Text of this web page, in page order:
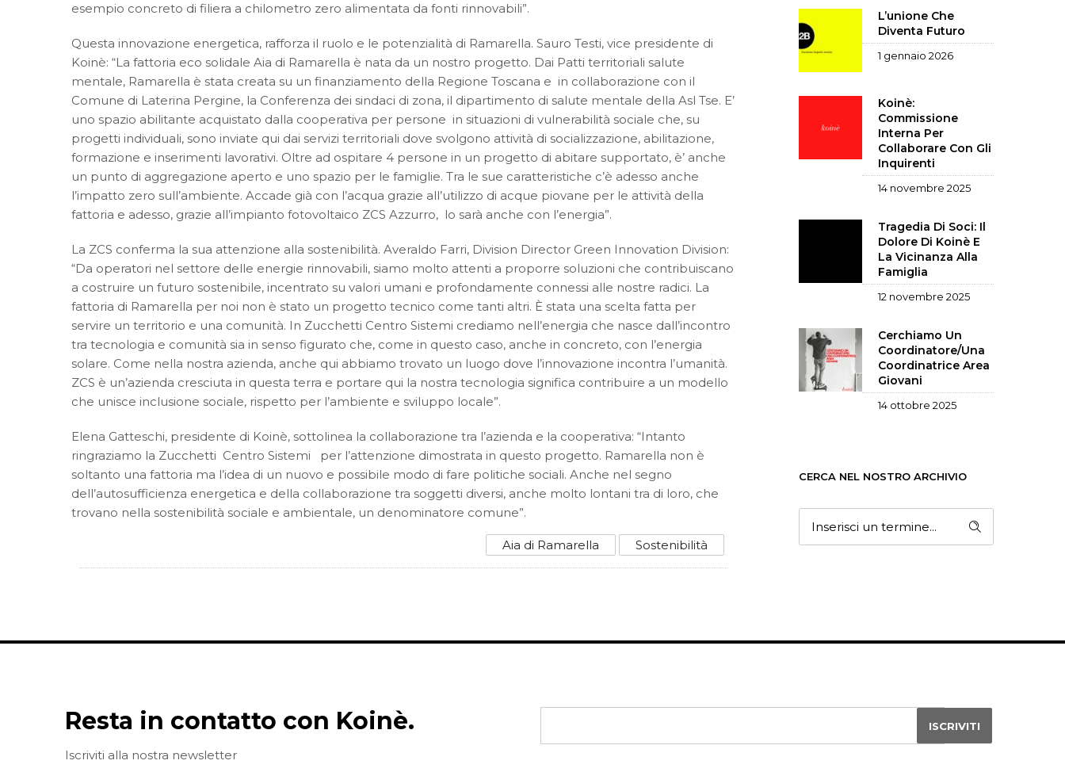
esempio concreto di filiera a chilometro zero alimentata da fonti rinnovabili”.
Questa innovazione energetica, rafforza il ruolo e le potenzialità di Ramarella. Sauro Testi, vice presidente di
Koinè: “La fattoria eco solidale Aia di Ramarella è nata da un nostro progetto. Dai Patti territoriali salute
mentale, Ramarella è stata creata su un finanziamento della Regione Toscana e in collaborazione con il
Comune di Laterina Pergine, la Conferenza dei sindaci di zona, il dipartimento di salute mentale della Asl Tse. E’
uno spazio abilitante acquistato dalla cooperativa per persone in situazioni di vulnerabilità sociale che, su
progetti individuali, sono inviate qui dai servizi territoriali dove svolgono attività di socializzazione, abilitazione,
formazione e inserimenti lavorativi. Oltre ad ospitare 4 persone in un progetto di abitare supportato, è’ anche
un punto di aggregazione aperto e uno spazio per le famiglie. Tra le sue caratteristiche c’è adesso anche
l’impatto zero sull’ambiente. Accade già con l’acqua grazie all’utilizzo di acque piovane per le attività della
fattoria e adesso, grazie all’impianto fotovoltaico ZCS Azzurro, lo sarà anche con l’energia”.
La ZCS conferma la sua attenzione alla sostenibilità. Averaldo Farri, Division Director Green Innovation Division:
“Da operatori nel settore delle energie rinnovabili, siamo molto attenti a proporre soluzioni che contribuiscano
a costruire un futuro sostenibile, incentrato su valori umani e profondamente connessi alle nostre radici. La
fattoria di Ramarella per noi non è stato un progetto tecnico come tanti altri. È stata una scelta fatta per
servire un territorio e una comunità. In Zucchetti Centro Sistemi crediamo nell’energia che nasce dall’incontro
tra tecnologia e comunità sia in senso figurato che, come in questo caso, anche in concreto, con l’energia
solare. Come nella nostra azienda, anche qui abbiamo trovato un luogo dove l’innovazione incontra l’umanità.
ZCS è un’azienda cresciuta in questa terra e portare qui la nostra tecnologia significa contribuire a un modello
che unisce inclusione sociale, rispetto per l’ambiente e sviluppo locale”.
Elena Gatteschi, presidente di Koinè, sottolinea la collaborazione tra l’azienda e la cooperativa: “Intanto
ringraziamo la Zucchetti Centro Sistemi per l’attenzione dimostrata in questo progetto. Ramarella non è
soltanto una fattoria ma l’idea di un nuovo e possibile modo di fare politiche sociali. Anche nel segno
dell’autosufficienza energetica e della collaborazione tra soggetti diversi, anche molto lontani tra di loro, che
trovano nella sostenibilità sociale e ambientale, un denominatore comune”.
Aia di Ramarella Sostenibilità
L’unione Che
Diventa Futuro
1 gennaio 2026
Koinè:
Commissione
Interna Per
Collaborare Con Gli
Inquirenti
14 novembre 2025
Tragedia Di Soci: Il
Dolore Di Koinè E
La Vicinanza Alla
Famiglia
12 novembre 2025
Cerchiamo Un
Coordinatore/una
Coordinatrice Area
Giovani
14 ottobre 2025
CERCA NEL NOSTRO ARCHIVIO
Resta in contatto con Koinè.
Iscriviti alla nostra newsletter